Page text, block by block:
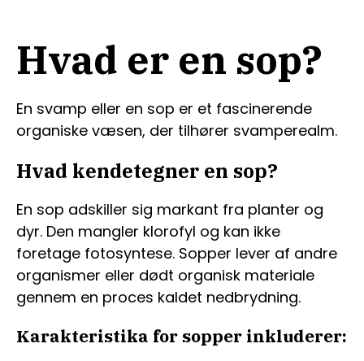
Hvad er en sop?
En svamp eller en sop er et fascinerende
organiske væsen, der tilhører svamperealm.
Hvad kendetegner en sop?
En sop adskiller sig markant fra planter og
dyr. Den mangler klorofyl og kan ikke
foretage fotosyntese. Sopper lever af andre
organismer eller dødt organisk materiale
gennem en proces kaldet nedbrydning.
Karakteristika for sopper inkluderer: